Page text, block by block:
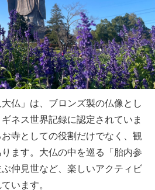
仏」は、ブロンズ製の仏像とし
ネス世界記録に認定されていま
寺としての役割だけでなく、観
ます。大仏の中を巡る「胎内参
仲見世など、楽しいアクティビ
います。